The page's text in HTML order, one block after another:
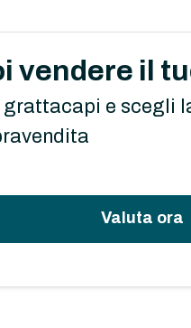
vendere il
e scegli
Valuta ora